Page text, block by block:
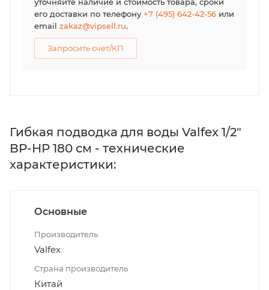
его доставки по телефону+7 (495) 642-42-56 или
email zakaz@vipsell.ru.
Запросить счет/КП
Гибкая подводка для воды Valfex 1/2"
ВР-НР 180 см - технические
характеристики:
Основные
Производитель
Valfex
Страна производитель
Китай